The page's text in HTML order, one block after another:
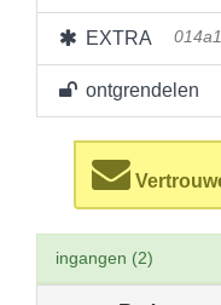
EXTRA
ontgrendelen
ingangen (2)